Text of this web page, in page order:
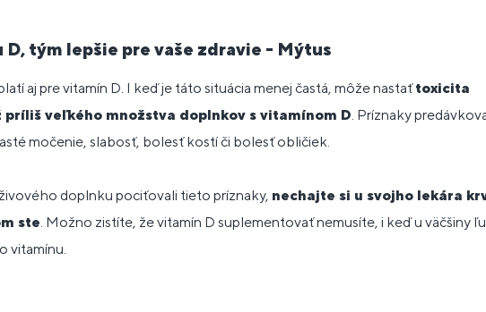
D, tým lepšie pre vaše zdravie - Mýtus
aj pre vitamín D. I keď je táto situácia menej častá, môže nastaťtoxicita
príliš veľkého množstva doplnkov s vitamínom D. Príznaky
močenie, slabosť, bolesť kostí či bolesť obličiek.
doplnku pociťovali tieto príznaky, nechajte si u svojho lekára
ste. Možno zistíte, že vitamín D suplementovať nemusíte, i keď u väčšiny
vitamínu.